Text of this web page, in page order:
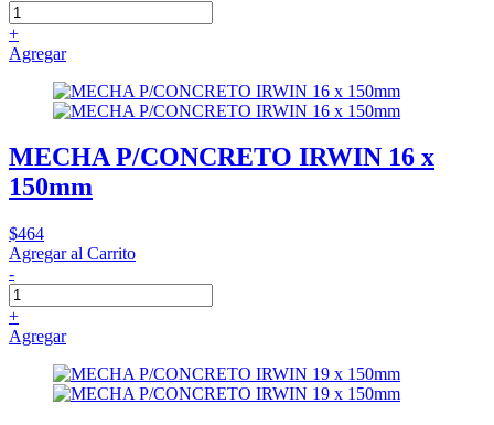
+
Agregar
MECHA P/CONCRETO IRWIN 16 x
150mm
$464
Agregar al Carrito
-
+
Agregar